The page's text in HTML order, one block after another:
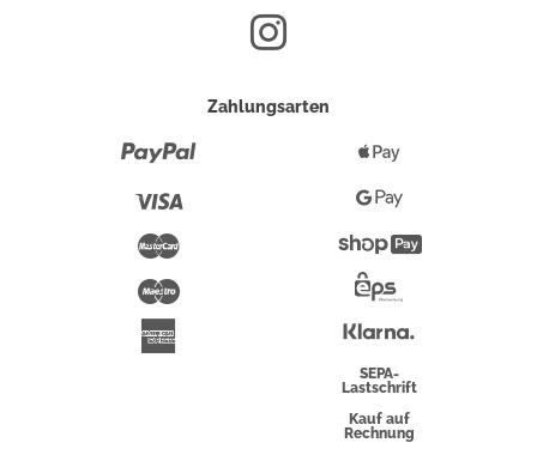
Zahlungsarten
Maestro
Pay
Google
Pay
Überweisung
SEPA-
Lastschrift
Kauf auf
Rechnung